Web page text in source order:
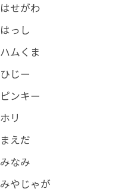
はせがわ
はっし
ハムくま
ひじー
ピンキー
ホリ
まえだ
みなみ
みやじゃが